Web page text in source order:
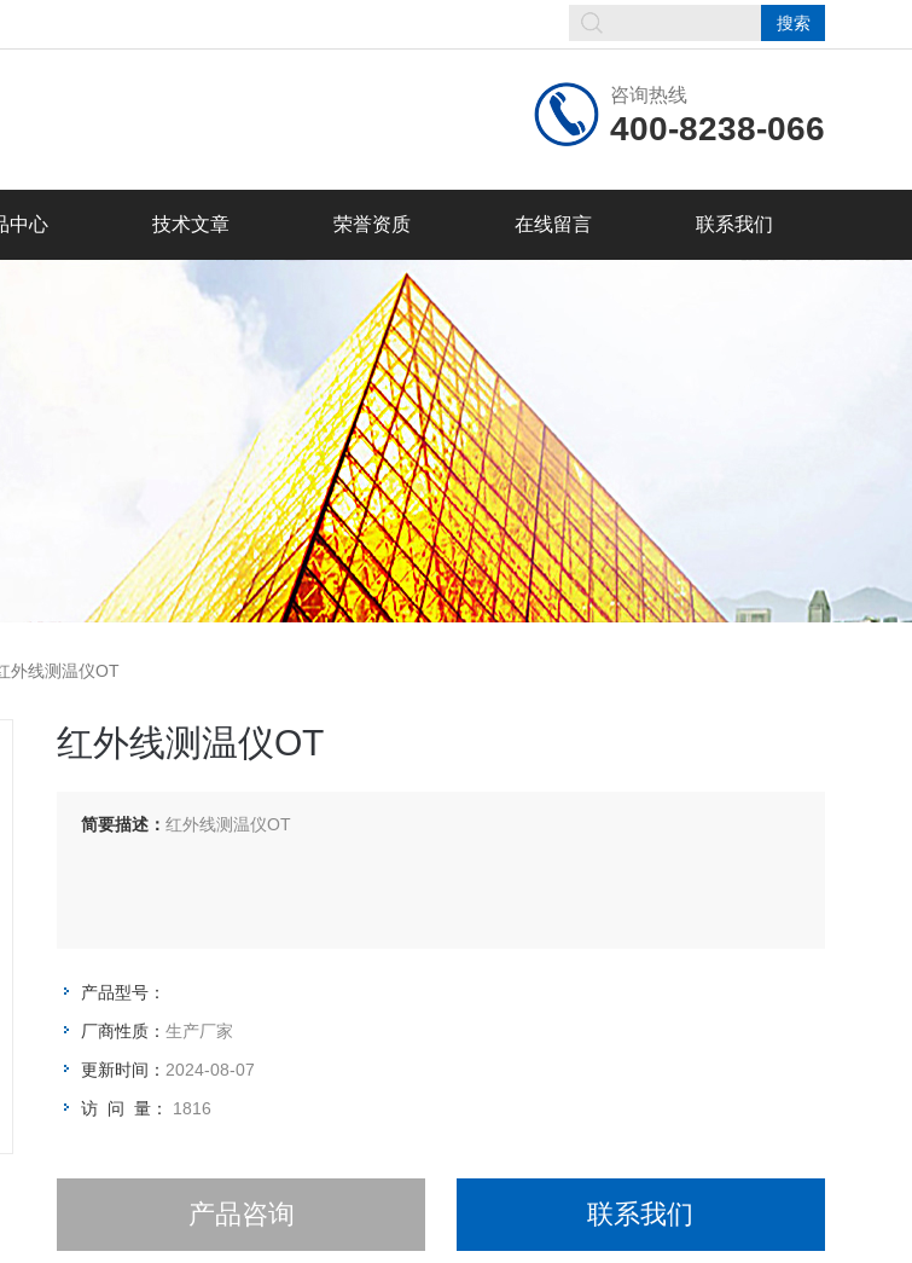
咨询热线
400-8238-066
中心 技术文章 荣誉资质 在线留言 联系我们
外线测温仪OT
红外线测温仪OT
简要描述： 红外线测温仪OT
产品型号：
厂商性质： 生产厂家
更新时间： 2024-08-07
访 问 量： 1816
产品咨询 联系我们